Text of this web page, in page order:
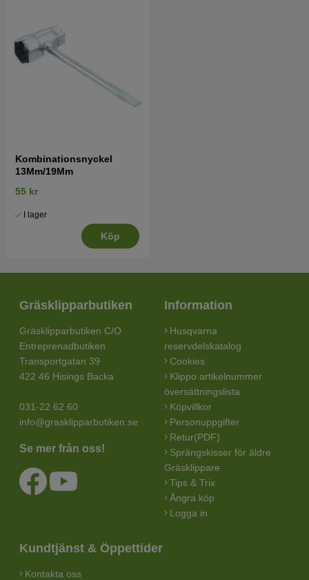
Kombinationsnyckel
13Mm/19Mm
55 kr
I lager
Köp
Gräsklipparbutiken
Gräsklipparbutiken C/O
Entreprenadbutiken
Transportgatan 39
422 46 Hisings Backa
031-22 62 60
info@grasklipparbutiken.se
Se mer från oss!
Information
Husqvarna
reservdelskatalog
Cookies
Klippo artikelnummer
översättningslista
Köpvillkor
Personuppgifter
Retur(PDF)
Sprängskisser för äldre
Gräsklippare
Tips & Trix
Ångra köp
Logga in
Kundtjänst & Öppettider
Kontakta oss